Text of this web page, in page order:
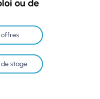
ou de
offres
stage